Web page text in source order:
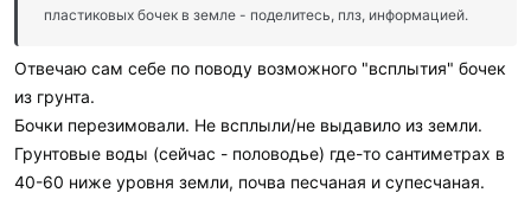
пластиковых бочек в земле - поделитесь, плз, информацией.
Отвечаю сам себе по поводу возможного "всплытия" бочек
из грунта.
Бочки перезимовали. Не всплыли/не выдавило из земли.
Грунтовые воды (сейчас - половодье) где-то сантиметрах в
40-60 ниже уровня земли, почва песчаная и супесчаная.